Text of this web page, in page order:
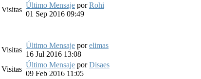
Visitas
Último Mensaje porRohi
01 Sep 2016 09:49
Visitas
Último Mensaje porelimas
16 Jul 2016 13:08
Visitas
Último Mensaje porDisaes
09 Feb 2016 11:05